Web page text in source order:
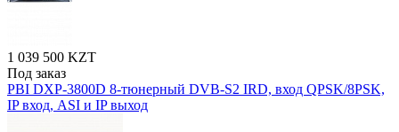
1 039 500 KZT
Под заказ
PBI DXP-3800D 8-тюнерный DVB-S2 IRD, вход QPSK/8PSK,
IP вход, ASI и IP выход